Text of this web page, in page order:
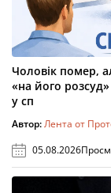
Чоловік помер,
«на його
у сп
Автор:Лента от
05.08.2026